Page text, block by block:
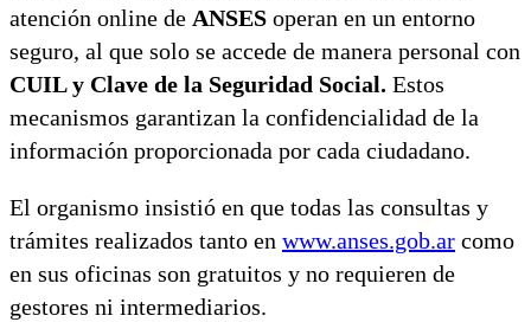
atención online de ANSES operan en un entorno
seguro, al que solo se accede de manera personal con
CUIL y Clave de la Seguridad Social. Estos
mecanismos garantizan la confidencialidad de la
información proporcionada por cada ciudadano.
El organismo insistió en que todas las consultas y
trámites realizados tanto en www.anses.gob.ar como
en sus oficinas son gratuitos y no requieren de
gestores ni intermediarios.